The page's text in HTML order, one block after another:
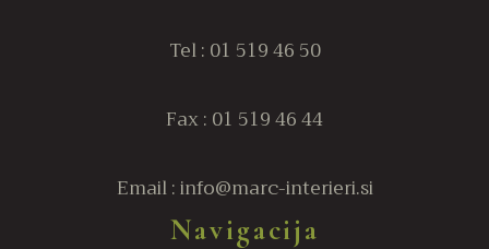
Tel : 01 519 46 50
Fax : 01 519 46 44
Email : info@marc-interieri.si
Navigacija